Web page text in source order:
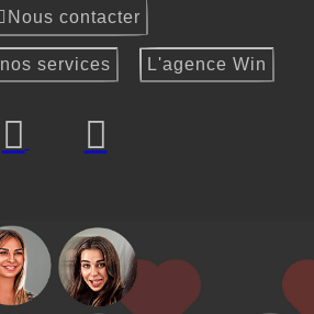
Nous contacter
Restaurateurs: nos services L'agence Win